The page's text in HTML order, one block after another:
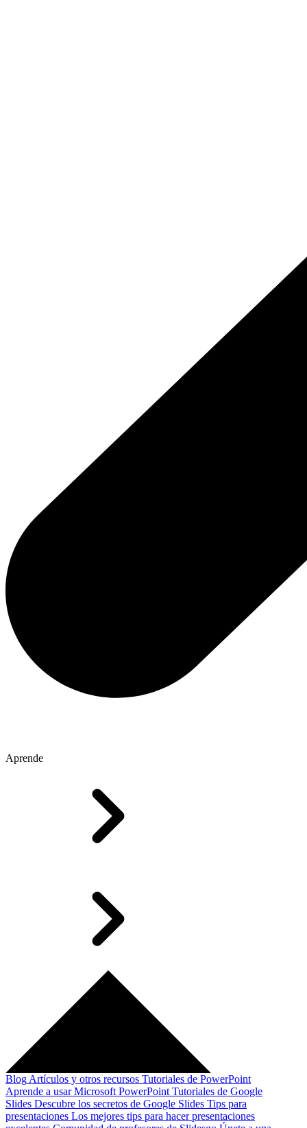
Aprende
Blog Artículos y otros recursos Tutoriales de PowerPoint
Aprende a usar Microsoft PowerPoint Tutoriales de Google
Slides Descubre los secretos de Google Slides Tips para
presentaciones Los mejores tips para hacer presentaciones